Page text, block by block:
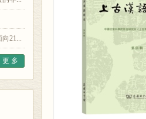
21...
更 多